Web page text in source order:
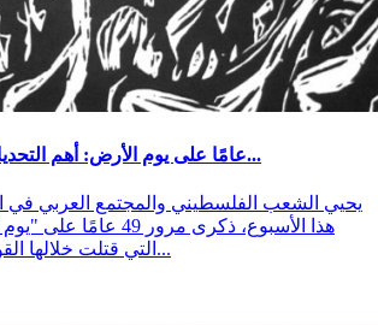
49 عامًا على يوم الأرض: أهم التحديات بقضايا الأرض...
يحيي الشعب الفلسطيني والمجتمع العربي
التي قتلت خلالها القوات الاسرائيلية ستة...